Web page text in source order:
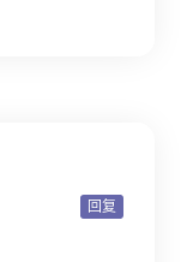
回复